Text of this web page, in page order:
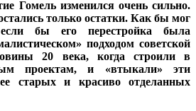
Гомель изменился очень сильно.
только остатки. Как бы мог
бы его перестройка была
подходом советской
20 века, когда строили в
проектам, и «втыкали» эти
старых и красиво отделанных